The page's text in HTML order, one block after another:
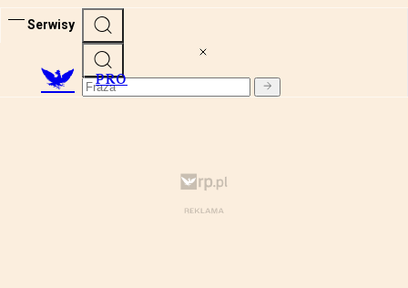
Serwisy
PRO